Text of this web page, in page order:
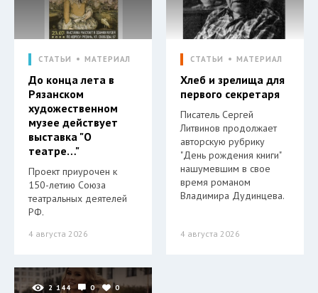
СТАТЬИ МАТЕРИАЛ
До конца лета в
Рязанском
художественном
музее действует
выставка "О
театре…"
Проект приурочен к
150-летию Союза
театральных деятелей
РФ.
4 августа 2026
СТАТЬИ МАТЕРИАЛ
Хлеб и зрелища для
первого секретаря
Писатель Сергей
Литвинов продолжает
авторскую рубрику
"День рождения книги"
нашумевшим в свое
время романом
Владимира Дудинцева.
4 августа 2026
2 144 0 0